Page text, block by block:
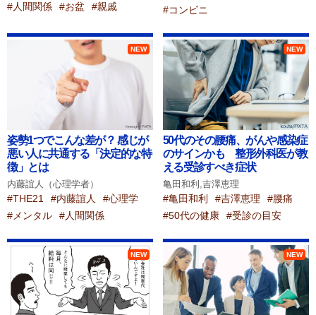
#人間関係
#お盆 #親戚
#コンビニ
NEW
姿勢1つでこんな差が？ 感じが
悪い人に共通する「決定的な特
徴」とは
内藤誼人（心理学者）
#THE21
#内藤誼人
#心理学
#メンタル
#人間関係
NEW
50代のその腰痛、がんや感染症
のサインかも 整形外科医が教
える受診すべき症状
亀田和利,吉澤恵理
#亀田和利
#吉澤恵理
#腰痛
#50代の健康
#受診の目安
NEW NEW